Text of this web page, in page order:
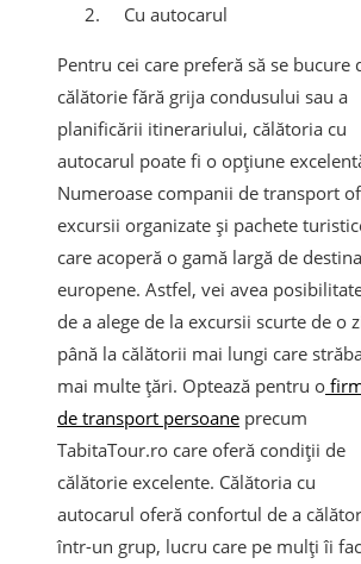
Cu autocarul
Pentru cei care preferă să se bucure
călătorie fără grija condusului sau a
planificării itinerariului, călătoria cu
autocarul poate fi o opțiune
Numeroase companii de transport
excursii organizate și pachete
care acoperă o gamă largă de
europene. Astfel, vei avea
de a alege de la excursii scurte de o
până la călătorii mai lungi care
mai multe țări. Optează pentru o
de transport persoane precum
TabitaTour.ro care oferă condiții de
călătorie excelente. Călătoria cu
autocarul oferă confortul de a
într-un grup, lucru care pe mulți îi